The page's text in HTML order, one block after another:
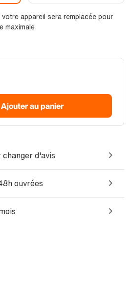
Ajouter au panier
appareil sera remplacée pour
maximale
d'avis
ouvrées